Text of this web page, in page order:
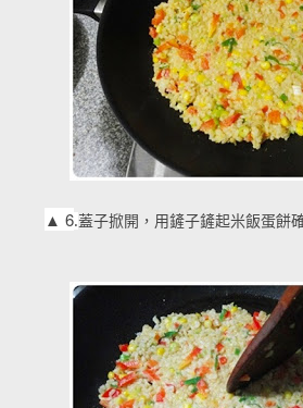
▲ 6.蓋子掀開，用鏟子鏟起米飯蛋餅